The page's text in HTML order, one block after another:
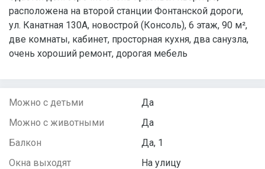
расположена на второй станции Фонтанской дороги,
ул. Канатная 130А, новострой (Консоль), 6 этаж, 90 м²,
две комнаты, кабинет, просторная кухня, два санузла,
очень хороший ремонт, дорогая мебель
Можно с детьми
Да
Можно с животными
Да
Балкон
Да, 1
Окна выходят
На улицу